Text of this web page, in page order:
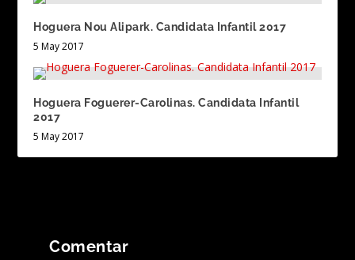
Hoguera Nou Alipark. Candidata Infantil 2017
5 May 2017
Hoguera Foguerer-Carolinas. Candidata Infantil
2017
5 May 2017
Comentar